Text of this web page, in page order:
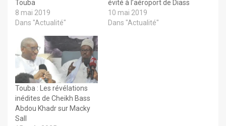
Touba
8 mai 2019
Dans "Actualité"
évité à l’aéroport de Diass
10 mai 2019
Dans "Actualité"
Touba : Les révélations
inédites de Cheikh Bass
Abdou Khadr sur Macky
Sall